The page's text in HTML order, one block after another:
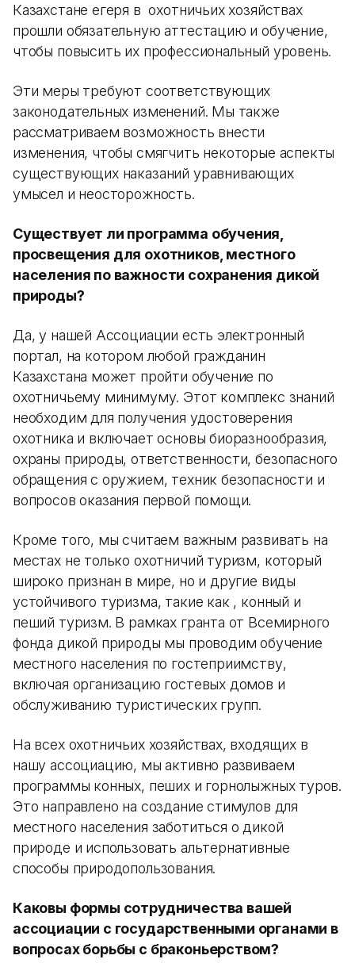
Казахстане егеря в охотничьих хозяйствах
прошли обязательную аттестацию и обучение,
чтобы повысить их профессиональный уровень.
Эти меры требуют соответствующих
законодательных изменений. Мы также
рассматриваем возможность внести
изменения, чтобы смягчить некоторые аспекты
существующих наказаний уравнивающих
умысел и неосторожность.
Существует ли программа обучения,
просвещения для охотников, местного
населения по важности сохранения дикой
природы?
Да, у нашей Ассоциации есть электронный
портал, на котором любой гражданин
Казахстана может пройти обучение по
охотничьему минимуму. Этот комплекс знаний
необходим для получения удостоверения
охотника и включает основы биоразнообразия,
охраны природы, ответственности, безопасного
обращения с оружием, техник безопасности и
вопросов оказания первой помощи.
Кроме того, мы считаем важным развивать на
местах не только охотничий туризм, который
широко признан в мире, но и другие виды
устойчивого туризма, такие как , конный и
пеший туризм. В рамках гранта от Всемирного
фонда дикой природы мы проводим обучение
местного населения по гостеприимству,
включая организацию гостевых домов и
обслуживанию туристических групп.
На всех охотничьих хозяйствах, входящих в
нашу ассоциацию, мы активно развиваем
программы конных, пеших и горнолыжных туров.
Это направлено на создание стимулов для
местного населения заботиться о дикой
природе и использовать альтернативные
способы природопользования.
Каковы формы сотрудничества вашей
ассоциации с государственными органами в
вопросах борьбы с браконьерством?